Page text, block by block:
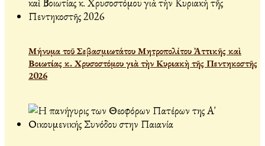
Μήνυμα τοῦ Σεβασμιωτάτου Μητροπολίτου Ἀττικῆς καὶ
Βοιωτίας κ. Χρυσοστόμου γιὰ τὴν Κυριακὴ τῆς Πεντηκοστῆς
2026